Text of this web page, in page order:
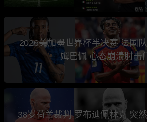
2026美加墨世界杯半决赛 法国
姆巴佩 心态崩溃肘击
38岁荷兰裁判 罗布迪佩林克 突